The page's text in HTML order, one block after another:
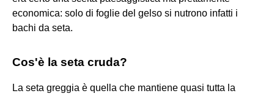
economica: solo di foglie del gelso si nutrono infatti i
bachi da seta.
Cos'è la seta cruda?
La seta greggia è quella che mantiene quasi tutta la